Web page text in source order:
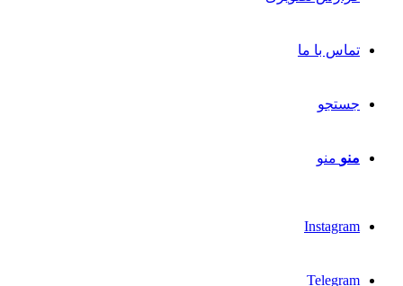
تماس با ما
جستجو
منو منو
Instagram
Telegram